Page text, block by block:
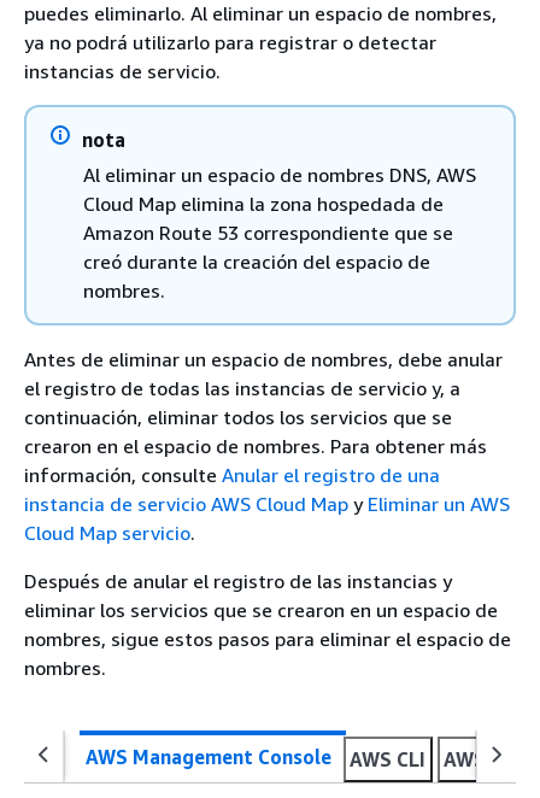
puedes eliminarlo. Al eliminar un espacio de nombres,
ya no podrá utilizarlo para registrar o detectar
instancias de servicio.
nota
Al eliminar un espacio de nombres DNS, AWS
Cloud Map elimina la zona hospedada de
Amazon Route 53 correspondiente que se
creó durante la creación del espacio de
nombres.
Antes de eliminar un espacio de nombres, debe anular
el registro de todas las instancias de servicio y, a
continuación, eliminar todos los servicios que se
crearon en el espacio de nombres. Para obtener más
información, consulte Anular el registro de una
instancia de servicio AWS Cloud Map y Eliminar un AWS
Cloud Map servicio.
Después de anular el registro de las instancias y
eliminar los servicios que se crearon en un espacio de
nombres, sigue estos pasos para eliminar el espacio de
nombres.
AWS Management Console AWS CLI AWS